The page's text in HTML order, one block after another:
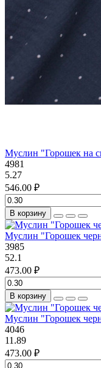
Муслин "Горошек на
4981
5.27
546.00 ₽
В корзину
Муслин "Горошек
3985
52.1
473.00 ₽
В корзину
Муслин "Горошек
4046
11.89
473.00 ₽